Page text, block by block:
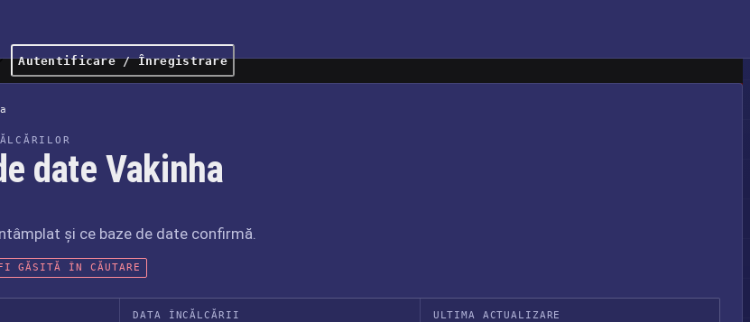
Autentificare / Înregistrare
date Vakinha
și ce baze de date confirmă.
GĂSITĂ ÎN CĂUTARE
DATA ÎNCĂLCĂRII ULTIMA ACTUALIZARE